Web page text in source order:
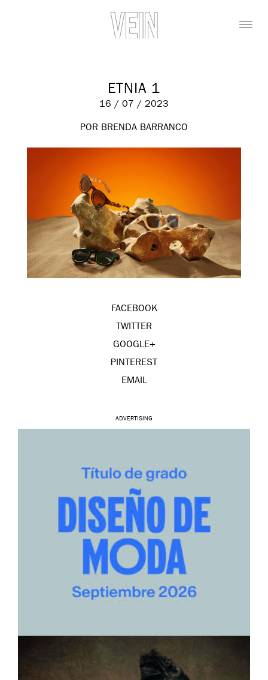
ETNIA 1
16 / 07 / 2023
POR BRENDA BARRANCO
FACEBOOK
TWITTER
GOOGLE+
PINTEREST
EMAIL
ADVERTISING